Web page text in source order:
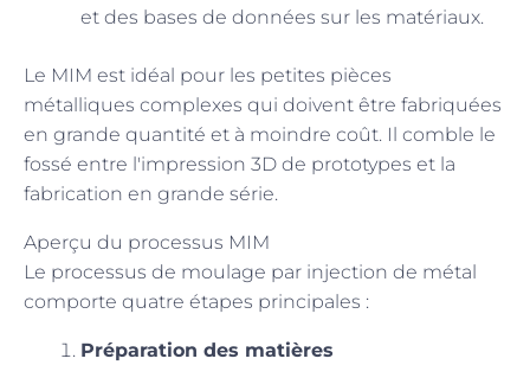
et des bases de données sur les matériaux.
Le MIM est idéal pour les petites pièces
métalliques complexes qui doivent être fabriquées
en grande quantité et à moindre coût. Il comble le
fossé entre l'impression 3D de prototypes et la
fabrication en grande série.
Aperçu du processus MIM
Le processus de moulage par injection de métal
comporte quatre étapes principales :
Préparation des matières